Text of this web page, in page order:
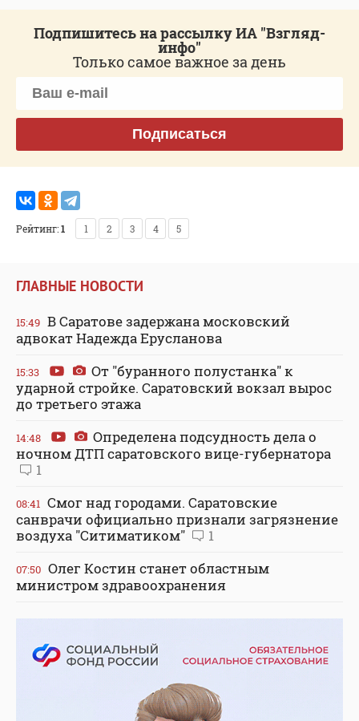
Подпишитесь на рассылку ИА "Взгляд-
инфо"
Только самое важное за день
Подписаться
Рейтинг:1 1 2 3 4 5
ГЛАВНЫЕ НОВОСТИ
15:49 В Саратове задержана московский
адвокат Надежда Ерусланова
15:33
От "буранного полустанка" к
ударной стройке. Саратовский вокзал вырос
до третьего этажа
14:48
Определена подсудность дела о
ночном ДТП саратовского вице-губернатора
1
08:41 Смог над городами. Саратовские
санврачи официально признали загрязнение
воздуха "Ситиматиком"
1
07:50 Олег Костин станет областным
министром здравоохранения